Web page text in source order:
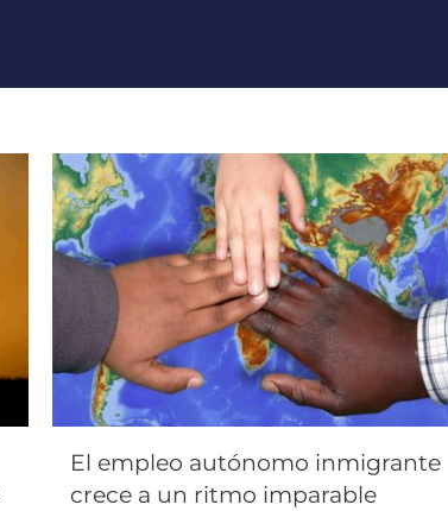
El empleo autónomo inmigrante
crece a un ritmo imparable